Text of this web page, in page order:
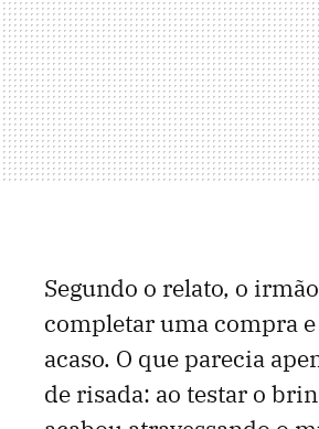
Segundo o relato, o
completar uma compra
acaso. O que parecia
de risada: ao testar o